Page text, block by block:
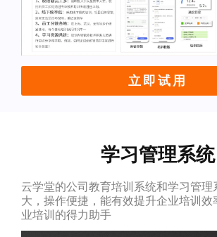
立即试用
学习管理系统
云学堂的公司教育培训系统和学习管理
大，操作便捷，能有效提升企业培训效
业培训的得力助手